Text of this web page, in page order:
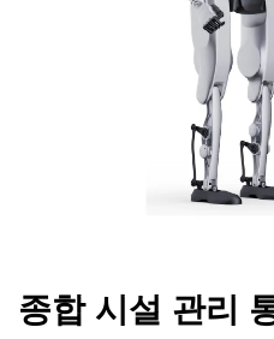
종합 시설 관리